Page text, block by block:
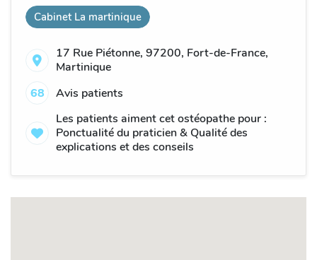
Cabinet La martinique
17 Rue Piétonne, 97200, Fort-de-France,
Martinique
68
Avis patients
Les patients aiment cet ostéopathe pour :
Ponctualité du praticien & Qualité des
explications et des conseils